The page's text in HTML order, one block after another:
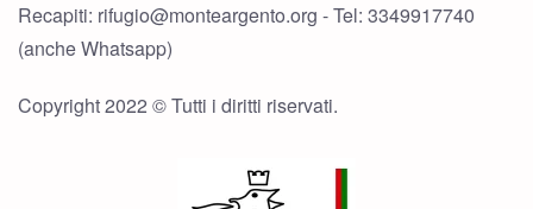
Recapiti: rifugio@monteargento.org - Tel: 3349917740
(anche Whatsapp)
Copyright 2022 © Tutti i diritti riservati.